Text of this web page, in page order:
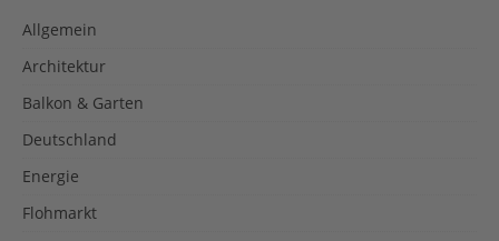
Allgemein
Architektur
Balkon & Garten
Deutschland
Energie
Flohmarkt